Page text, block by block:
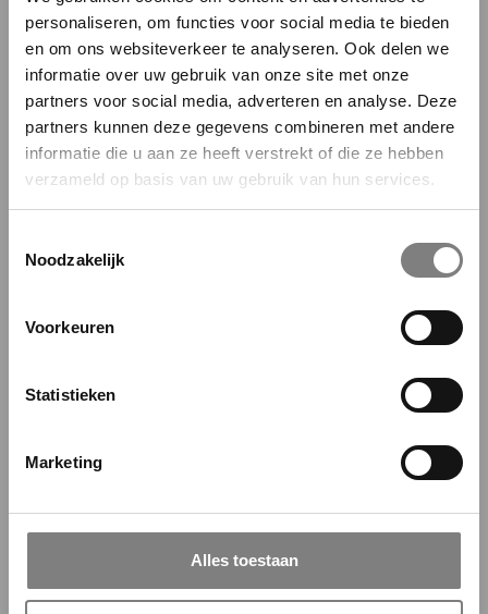
personaliseren, om functies voor social media te bieden
en om ons websiteverkeer te analyseren. Ook delen we
informatie over uw gebruik van onze site met onze
partners voor social media, adverteren en analyse. Deze
partners kunnen deze gegevens combineren met andere
informatie die u aan ze heeft verstrekt of die ze hebben
verzameld op basis van uw gebruik van hun services.
Noodzakelijk
Voorkeuren
Statistieken
Marketing
Alles toestaan
Cadeauverpakking( €0.50 )
Aantal
1
kleur en fijne pasvorm is het de perfecte broek om elke
dag een beetje extra fun te geven. Combineer 'm met je
toe te voegen aan je outfit! Gemaakt van 98% biologisch
katoen en 2 % elastaan.
Wij beloven: geen spam, wél
leuke mails 😄